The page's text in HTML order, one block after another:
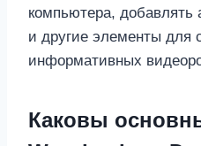
компьютера,
и другие элементы для
информативных
Каковы